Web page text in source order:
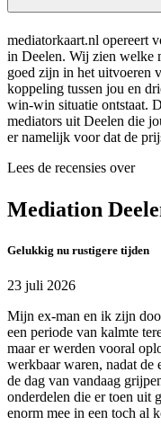
mediatorkaart.nl opereert
in Deelen. Wij zien welke
goed zijn in het uitvoeren
koppeling tussen jou en
win-win situatie ontstaat.
mediators uit Deelen die
er namelijk voor dat de
Lees de recensies over
Mediation
Gelukkig nu rustigere tijden
23 juli 2026
Mijn ex-man en ik zijn
een periode van kalmte
maar er werden vooral
werkbaar waren, nadat de
de dag van vandaag
onderdelen die er toen uit
enorm mee in een toch al